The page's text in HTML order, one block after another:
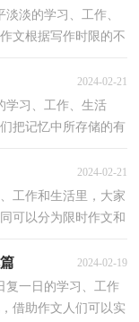
淡淡的学习、工作、
文根据写作时限的不
2024-02-21
学习、工作、生活
把记忆中所存储的有
2024-02-21
工作和生活里，大家
可以分为限时作文和
2024-02-19
复一日的学习、工作
借助作文人们可以实